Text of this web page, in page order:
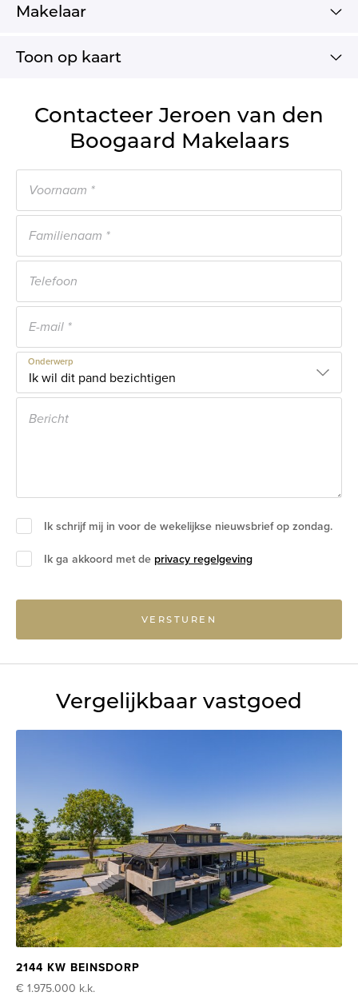
Makelaar
Toon op kaart
Contacteer Jeroen van den
Boogaard Makelaars
Onderwerp
Ik schrijf mij in voor de wekelijkse nieuwsbrief op zondag.
Ik ga akkoord met de privacy regelgeving
VERSTUREN
Vergelijkbaar vastgoed
2144 KW BEINSDORP
€ 1.975.000 k.k.